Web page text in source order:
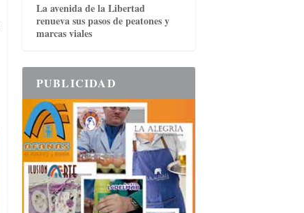
La avenida de la Libertad
renueva sus pasos de peatones y
marcas viales
PUBLICIDAD